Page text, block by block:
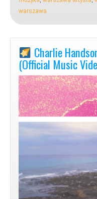
Cause
it’s
Christmas
time
(Official
Music
Video)
[Poland]
warszawa
Charlie
(Official Music